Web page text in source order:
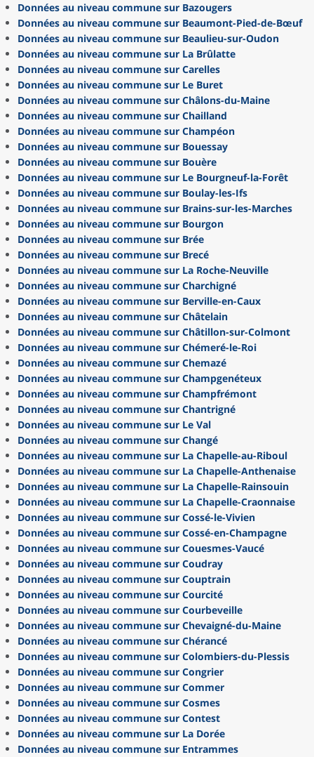
Données au niveau commune sur Bazougers
Données au niveau commune sur Beaumont-Pied-de-Bœuf
Données au niveau commune sur Beaulieu-sur-Oudon
Données au niveau commune sur La Brûlatte
Données au niveau commune sur Carelles
Données au niveau commune sur Le Buret
Données au niveau commune sur Châlons-du-Maine
Données au niveau commune sur Chailland
Données au niveau commune sur Champéon
Données au niveau commune sur Bouessay
Données au niveau commune sur Bouère
Données au niveau commune sur Le Bourgneuf-la-Forêt
Données au niveau commune sur Boulay-les-Ifs
Données au niveau commune sur Brains-sur-les-Marches
Données au niveau commune sur Bourgon
Données au niveau commune sur Brée
Données au niveau commune sur Brecé
Données au niveau commune sur La Roche-Neuville
Données au niveau commune sur Charchigné
Données au niveau commune sur Berville-en-Caux
Données au niveau commune sur Châtelain
Données au niveau commune sur Châtillon-sur-Colmont
Données au niveau commune sur Chémeré-le-Roi
Données au niveau commune sur Chemazé
Données au niveau commune sur Champgenéteux
Données au niveau commune sur Champfrémont
Données au niveau commune sur Chantrigné
Données au niveau commune sur Le Val
Données au niveau commune sur Changé
Données au niveau commune sur La Chapelle-au-Riboul
Données au niveau commune sur La Chapelle-Anthenaise
Données au niveau commune sur La Chapelle-Rainsouin
Données au niveau commune sur La Chapelle-Craonnaise
Données au niveau commune sur Cossé-le-Vivien
Données au niveau commune sur Cossé-en-Champagne
Données au niveau commune sur Couesmes-Vaucé
Données au niveau commune sur Coudray
Données au niveau commune sur Couptrain
Données au niveau commune sur Courcité
Données au niveau commune sur Courbeveille
Données au niveau commune sur Chevaigné-du-Maine
Données au niveau commune sur Chérancé
Données au niveau commune sur Colombiers-du-Plessis
Données au niveau commune sur Congrier
Données au niveau commune sur Commer
Données au niveau commune sur Cosmes
Données au niveau commune sur Contest
Données au niveau commune sur La Dorée
Données au niveau commune sur Entrammes